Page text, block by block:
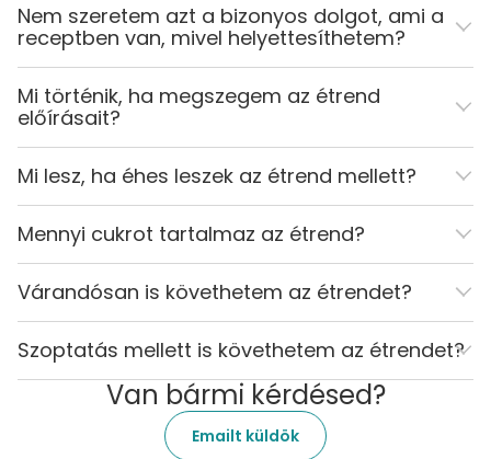
Nem szeretem azt a bizonyos dolgot, ami a
receptben van, mivel helyettesíthetem?
Mi történik, ha megszegem az étrend
előírásait?
Mi lesz, ha éhes leszek az étrend mellett?
Mennyi cukrot tartalmaz az étrend?
Várandósan is követhetem az étrendet?
Szoptatás mellett is követhetem az étrendet?
Van bármi kérdésed?
Emailt küldök